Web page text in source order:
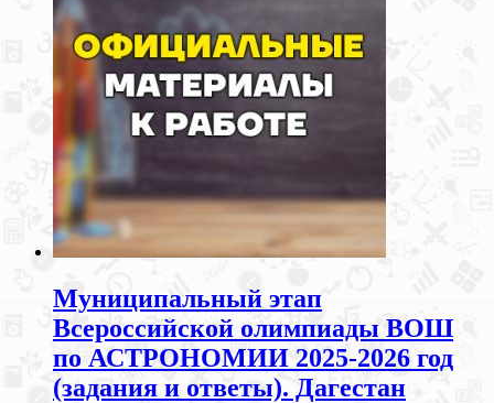
Муниципальный этап
Всероссийской олимпиады ВОШ
по АСТРОНОМИИ 2025-2026 год
(задания и ответы). Дагестан